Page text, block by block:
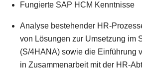
Fungierte SAP HCM Kenntnisse
Analyse bestehender HR-
von Lösungen zur Umsetzung im
(S/4HANA) sowie die Einführung
in Zusammenarbeit mit der HR-